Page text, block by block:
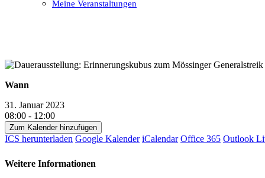
Meine Veranstaltungen
Wann
31. Januar 2023
08:00 - 12:00
Zum Kalender hinzufügen
ICS herunterladen Google Kalender iCalendar Office 365 Outlook
Weitere Informationen